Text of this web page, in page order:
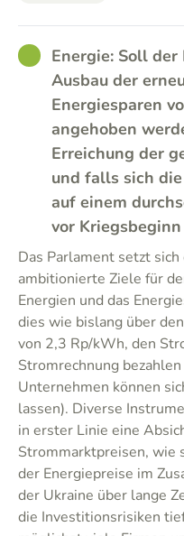
GOODEnergie: Soll
Ausbau der
Energiesparen
angehoben
Erreichung der
und falls sich
auf einem
vor
Das Parlament setzt
ambitionierte Ziele für
Energien und das
dies wie bislang über
von 2,3 Rp/kWh, den
Stromrechnung
Unternehmen können
lassen). Diverse
in erster Linie eine
Strommarktpreisen, wie
der Energiepreise im
der Ukraine über lange
die Investitionsrisiken